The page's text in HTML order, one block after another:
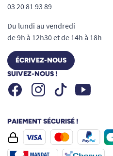
03 20 81 93 89
Du lundi au vendredi
de 9h à 12h30 et de 14h à 18h
ÉCRIVEZ-NOUS
SUIVEZ-NOUS !
FacebookInstagramTiktok Youtube
PAIEMENT SÉCURISÉ !